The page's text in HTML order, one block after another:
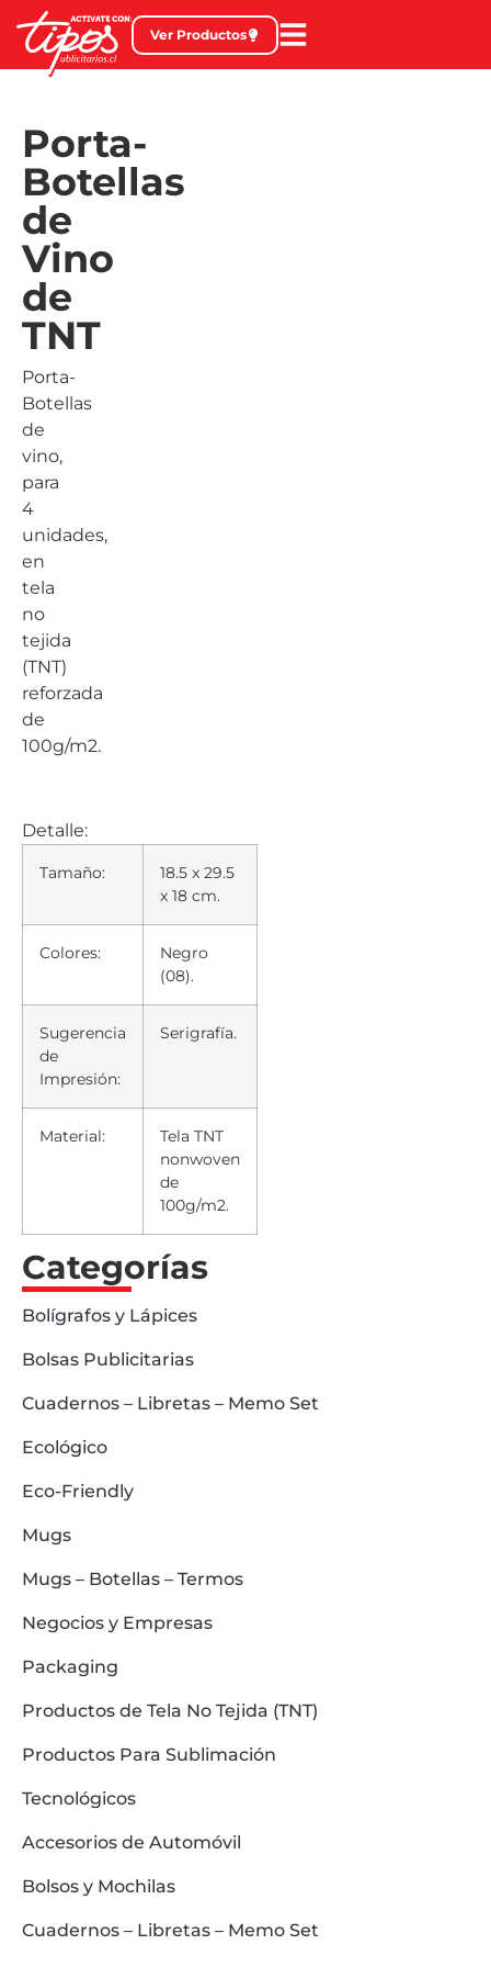
Ver Productos
Porta-
Botellas
de
Vino
de
TNT
Porta-
Botellas
de
vino,
para
4
unidades,
en
tela
no
tejida
(TNT)
reforzada
de
100g/m2.
Detalle:
Tamaño:
18.5 x 29.5
x 18 cm.
Colores:
Negro
(08).
Sugerencia
de
Impresión:
Serigrafía.
Material:
Tela TNT
nonwoven
de
100g/m2.
Categorías
Bolígrafos y Lápices
Bolsas Publicitarias
Cuadernos – Libretas – Memo Set
Ecológico
Eco-Friendly
Mugs
Mugs – Botellas – Termos
Negocios y Empresas
Packaging
Productos de Tela No Tejida (TNT)
Productos Para Sublimación
Tecnológicos
Accesorios de Automóvil
Bolsos y Mochilas
Cuadernos – Libretas – Memo Set